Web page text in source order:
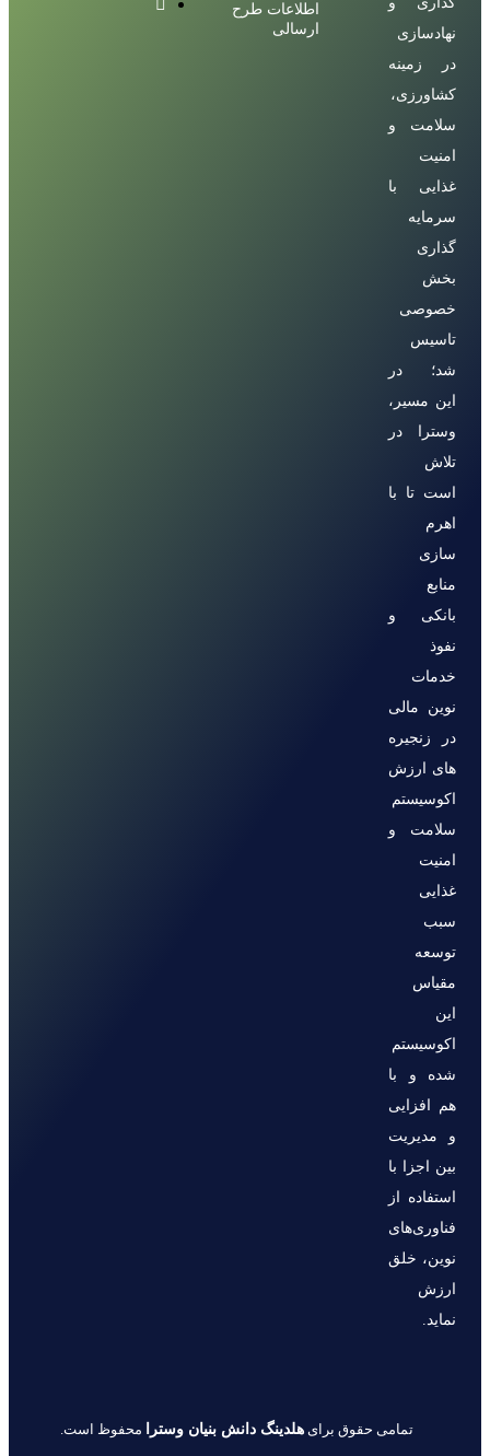
نهادسازی
در زمینه
کشاورزی،
سلامت و
امنیت
غذایی با
سرمایه
گذاری
بخش
خصوصی
تاسیس
شد؛ در
این مسیر،
وسترا در
تلاش
است تا با
اهرم
سازی
منابع
بانکی و
نفوذ
خدمات
نوین مالی
در زنجیره
های ارزش
اکوسیستم
سلامت و
امنیت
غذایی
سبب
توسعه
مقیاس
این
اکوسیستم
شده و با
هم افزایی
و مدیریت
بین اجزا با
استفاده از
فناوری‌های
نوین، خلق
ارزش
نماید.
اطلاعات طرح
ارسالی
تمامی حقوق برایهلدینگ دانش بنیان وسترا محفوظ است.